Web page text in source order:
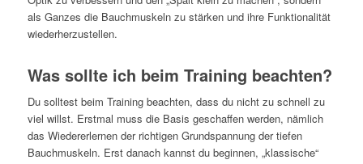
als Ganzes die Bauchmuskeln zu stärken und ihre Funktionalität
wiederherzustellen.
Was sollte ich beim Training beachten?
Du solltest beim Training beachten, dass du nicht zu schnell zu
viel willst. Erstmal muss die Basis geschaffen werden, nämlich
das Wiedererlernen der richtigen Grundspannung der tiefen
Bauchmuskeln. Erst danach kannst du beginnen, „klassische“